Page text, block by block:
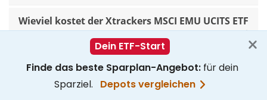
Wieviel kostet der Xtrackers MSCI EMU UCITS ETF
1D?
Werden beim Xtrackers MSCI EMU UCITS ETF 1D
Dividenden ausgeschüttet?